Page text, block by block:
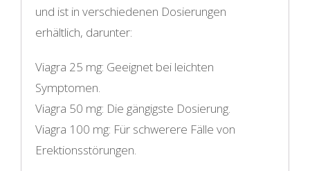
und ist in verschiedenen Dosierungen
erhältlich, darunter:
Viagra 25 mg: Geeignet bei leichten
Symptomen.
Viagra 50 mg: Die gängigste Dosierung.
Viagra 100 mg: Für schwerere Fälle von
Erektionsstörungen.